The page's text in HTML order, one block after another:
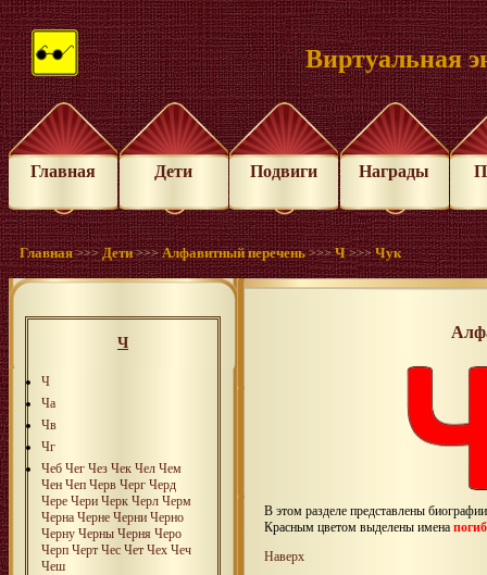
Виртуальная
Главная Дети Подвиги Награды
Главная >>>Дети >>>Алфавитный перечень >>>Ч >>>Чук
Ч
Ч
Ча
Чв
Чг
Чeб Чeг Чeз Чeк Чeл Чeм
Чeн Чeп Чeрв Чeрг Чeрд
Чeре Чeри Чeрк Чeрл Чeрм
Чeрна Чeрне Чeрни Чeрно
Чeрну Чeрны Чeрня Чeро
Чeрп Чeрт Чeс Чeт Чeх Чeч
Чeш
В этом разделе представлены
Красным цветом выделены имена
Наверх